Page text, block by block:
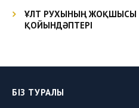
ҰЛТ РУХЫНЫҢ ЖОҚШЫСЫ
ҚОЙЫНДӘПТЕРІ
БІЗ ТУРАЛЫ